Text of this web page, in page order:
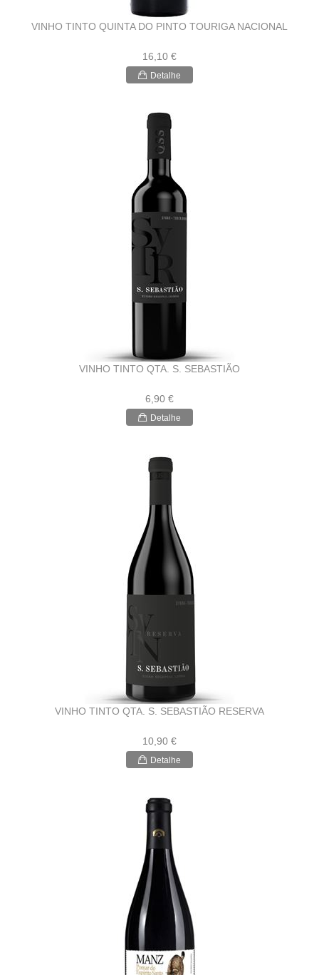
VINHO TINTO QUINTA DO PINTO TOURIGA NACIONAL
16,10 €
Detalhe
VINHO TINTO QTA. S. SEBASTIÃO
6,90 €
Detalhe
VINHO TINTO QTA. S. SEBASTIÃO RESERVA
10,90 €
Detalhe